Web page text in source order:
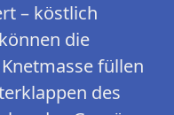
– köstlich
die
füllen
des